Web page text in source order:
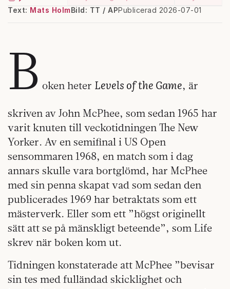
Text: Mats Holm Publicerad 2026-07-01
Bild: TT / AP
B oken heter Levels of the Game, är
skriven av John McPhee, som sedan 1965 har
varit knuten till veckotidningen The New
Yorker. Av en semifinal i US Open
sensommaren 1968, en match som i dag
annars skulle vara bortglömd, har McPhee
med sin penna skapat vad som sedan den
publicerades 1969 har betraktats som ett
mästerverk. Eller som ett ”högst originellt
sätt att se på mänskligt beteende”, som Life
skrev när boken kom ut.
Tidningen konstaterade att McPhee ”bevisar
sin tes med fulländad skicklighet och